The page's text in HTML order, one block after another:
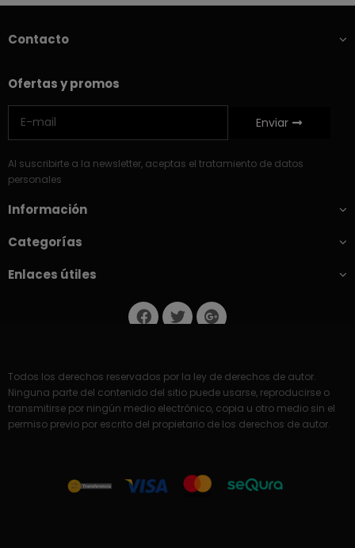
Contacto
Ofertas y promos
Enviar
Al suscribirte a la newsletter, aceptas el tratamiento de datos
personales
Información
Categorías
Enlaces útiles
Todos los derechos reservados por la ley de derechos de autor.
Ninguna parte del contenido del sitio puede usarse, reproducirse o
transmitirse por ningún medio electrónico, copia u otro medio sin el
permiso previo por escrito del propietario de los derechos de autor.